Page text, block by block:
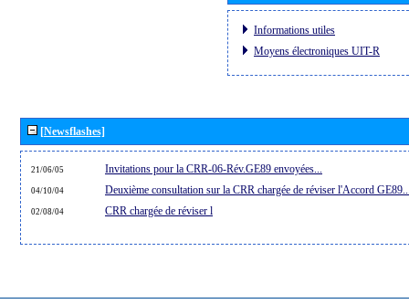
Informations utiles
Moyens électroniques UIT-R
[Newsflashes]
21/06/05 Invitations pour la CRR-06-Rév.GE89 envoyées...
04/10/04 Deuxième consultation sur la CRR chargée de réviser l'Accord
02/08/04 CRR chargée de réviser l